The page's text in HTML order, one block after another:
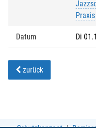
Praxis
Datum Di
zurück